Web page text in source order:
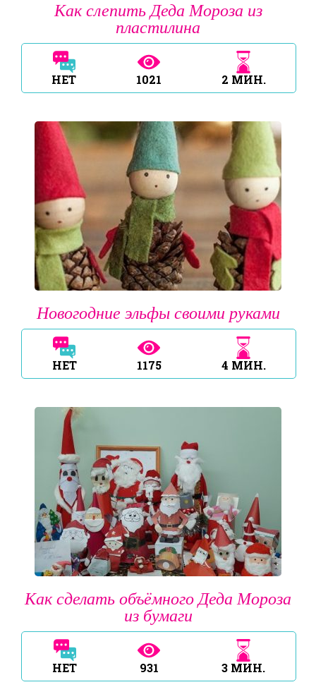
Как слепить Деда Мороза из
пластилина
НЕТ 1021 2 МИН.
Новогодние эльфы своими руками
НЕТ 1175 4 МИН.
Как сделать объёмного Деда Мороза
из бумаги
НЕТ 931 3 МИН.